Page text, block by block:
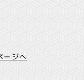
ージへ